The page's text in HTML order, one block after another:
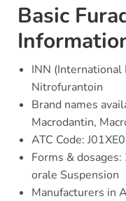
Basic
INN (International
Nitrofurantoin
Brand names
Macrodantin,
ATC Code:
Forms &
orale Suspension
Manufacturers in